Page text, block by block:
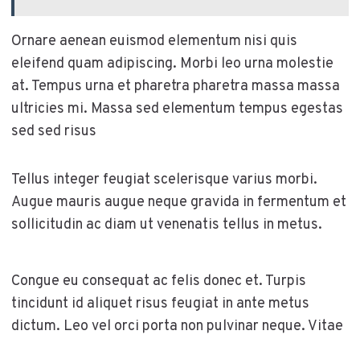
Ornare aenean euismod elementum nisi quis
eleifend quam adipiscing. Morbi leo urna molestie
at. Tempus urna et pharetra pharetra massa massa
ultricies mi. Massa sed elementum tempus egestas
sed sed risus
Tellus integer feugiat scelerisque varius morbi.
Augue mauris augue neque gravida in fermentum et
sollicitudin ac diam ut venenatis tellus in metus.
Congue eu consequat ac felis donec et. Turpis
tincidunt id aliquet risus feugiat in ante metus
dictum. Leo vel orci porta non pulvinar neque. Vitae